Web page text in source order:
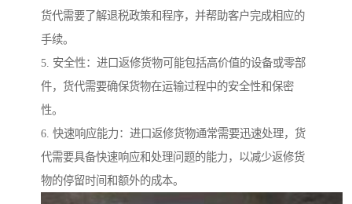
货代需要了解退税政策和程序，并帮助客户完成相应的
手续。
5. 安全性：进口返修货物可能包括高价值的设备或零部
件，货代需要确保货物在运输过程中的安全性和保密
性。
6. 快速响应能力：进口返修货物通常需要迅速处理，货
代需要具备快速响应和处理问题的能力，以减少返修货
物的停留时间和额外的成本。